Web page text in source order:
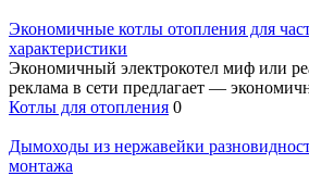
Экономичные котлы отопления для
характеристики
Экономичный электрокотел миф или
реклама в сети предлагает —
Котлы для отопления 0
Дымоходы из нержавейки
монтажа